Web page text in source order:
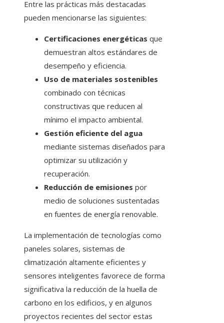
Entre las prácticas más destacadas
pueden mencionarse las siguientes:
Certificaciones energéticas que
demuestran altos estándares de
desempeño y eficiencia.
Uso de materiales sostenibles
combinado con técnicas
constructivas que reducen al
mínimo el impacto ambiental.
Gestión eficiente del agua
mediante sistemas diseñados para
optimizar su utilización y
recuperación.
Reducción de emisiones por
medio de soluciones sustentadas
en fuentes de energía renovable.
La implementación de tecnologías como
paneles solares, sistemas de
climatización altamente eficientes y
sensores inteligentes favorece de forma
significativa la reducción de la huella de
carbono en los edificios, y en algunos
proyectos recientes del sector estas